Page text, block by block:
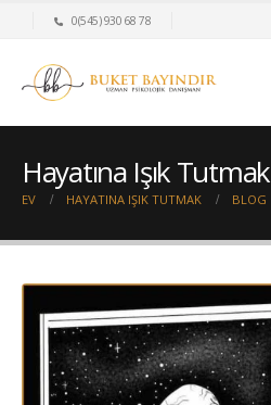
0(545) 930 68 78
Hayatına Işık Tutmak
EV HAYATINA IŞIK TUTMAK BLOG